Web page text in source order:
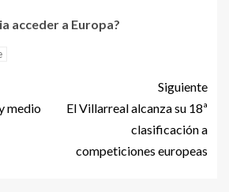
acceder a Europa?
medio
Siguiente
El Villarreal alcanza su 18ª
clasificación a
competiciones europeas